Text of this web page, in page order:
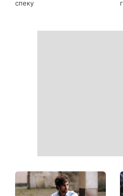
Коли немає кондиціонера: